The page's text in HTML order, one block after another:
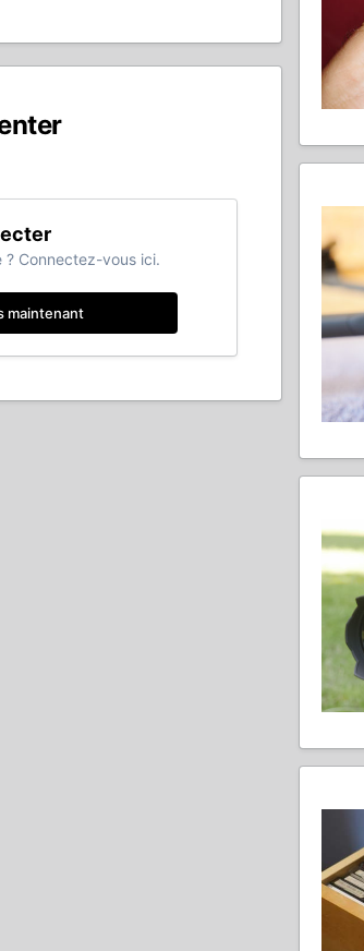
Connectez-vous ici.
maintenant